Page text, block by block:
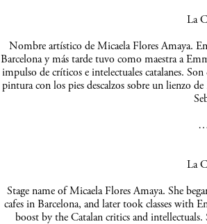
La
Nombre artístico de Micaela Flores Amaya.
Barcelona y más tarde tuvo como maestra a
impulso de críticos e intelectuales catalanes.
pintura con los pies descalzos sobre un lienzo
La
Stage name of Micaela Flores Amaya. She
cafes in Barcelona, and later took classes with
boost by the Catalan critics and